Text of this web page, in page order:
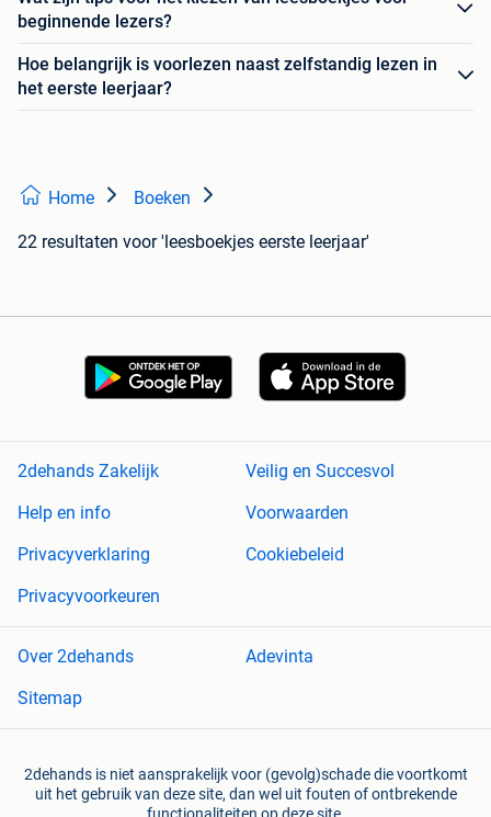
beginnende lezers?
Hoe belangrijk is voorlezen naast zelfstandig lezen in
het eerste leerjaar?
Home Boeken
22 resultaten voor 'leesboekjes eerste leerjaar'
2dehands Zakelijk
Veilig en Succesvol
Help en info
Voorwaarden
Privacyverklaring
Cookiebeleid
Privacyvoorkeuren
Over 2dehands
Adevinta
Sitemap
2dehands is niet aansprakelijk voor (gevolg)schade die voortkomt
uit het gebruik van deze site, dan wel uit fouten of ontbrekende